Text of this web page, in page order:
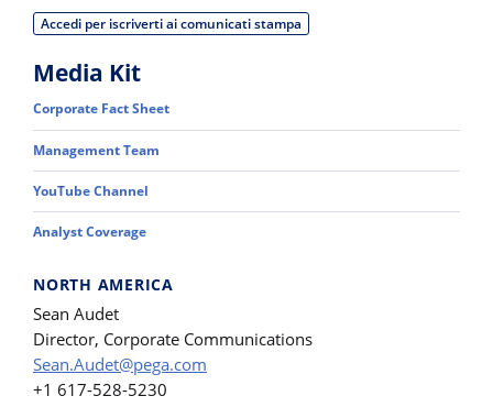
Accedi per iscriverti ai comunicati stampa
Media Kit
Corporate Fact Sheet
Management Team
YouTube Channel
Analyst Coverage
NORTH AMERICA
Sean Audet
Director, Corporate Communications
Sean.Audet@pega.com
+1 617-528-5230